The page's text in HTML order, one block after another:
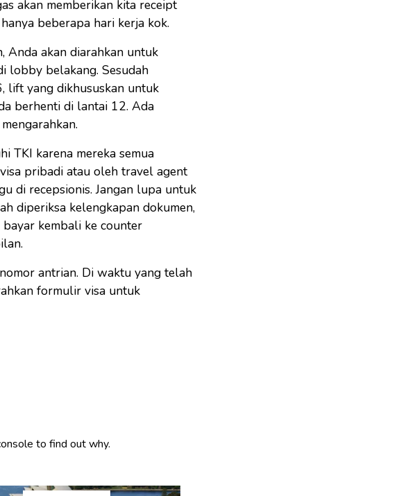
akan memberikan kita receipt
beberapa hari kerja kok.
Anda akan diarahkan untuk
lobby belakang. Sesudah
lift yang dikhususkan untuk
berhenti di lantai 12. Ada
TKI karena mereka semua
pribadi atau oleh travel agent
di recepsionis. Jangan lupa untuk
diperiksa kelengkapan dokumen,
kembali ke counter
antrian. Di waktu yang telah
formulir visa untuk
to find out why.